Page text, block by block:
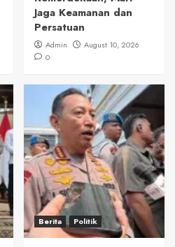
Jaga Keamanan dan
Persatuan
Admin
August 10, 2026
0
Berita Politik